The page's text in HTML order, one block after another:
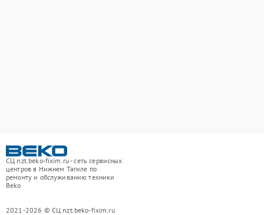
СЦ nzt.beko-fixim.ru - сеть сервисных
центров в Нижнем Тагиле по
ремонту и обслуживанию техники
Beko
2021-2026 © СЦ nzt.beko-fixim.ru